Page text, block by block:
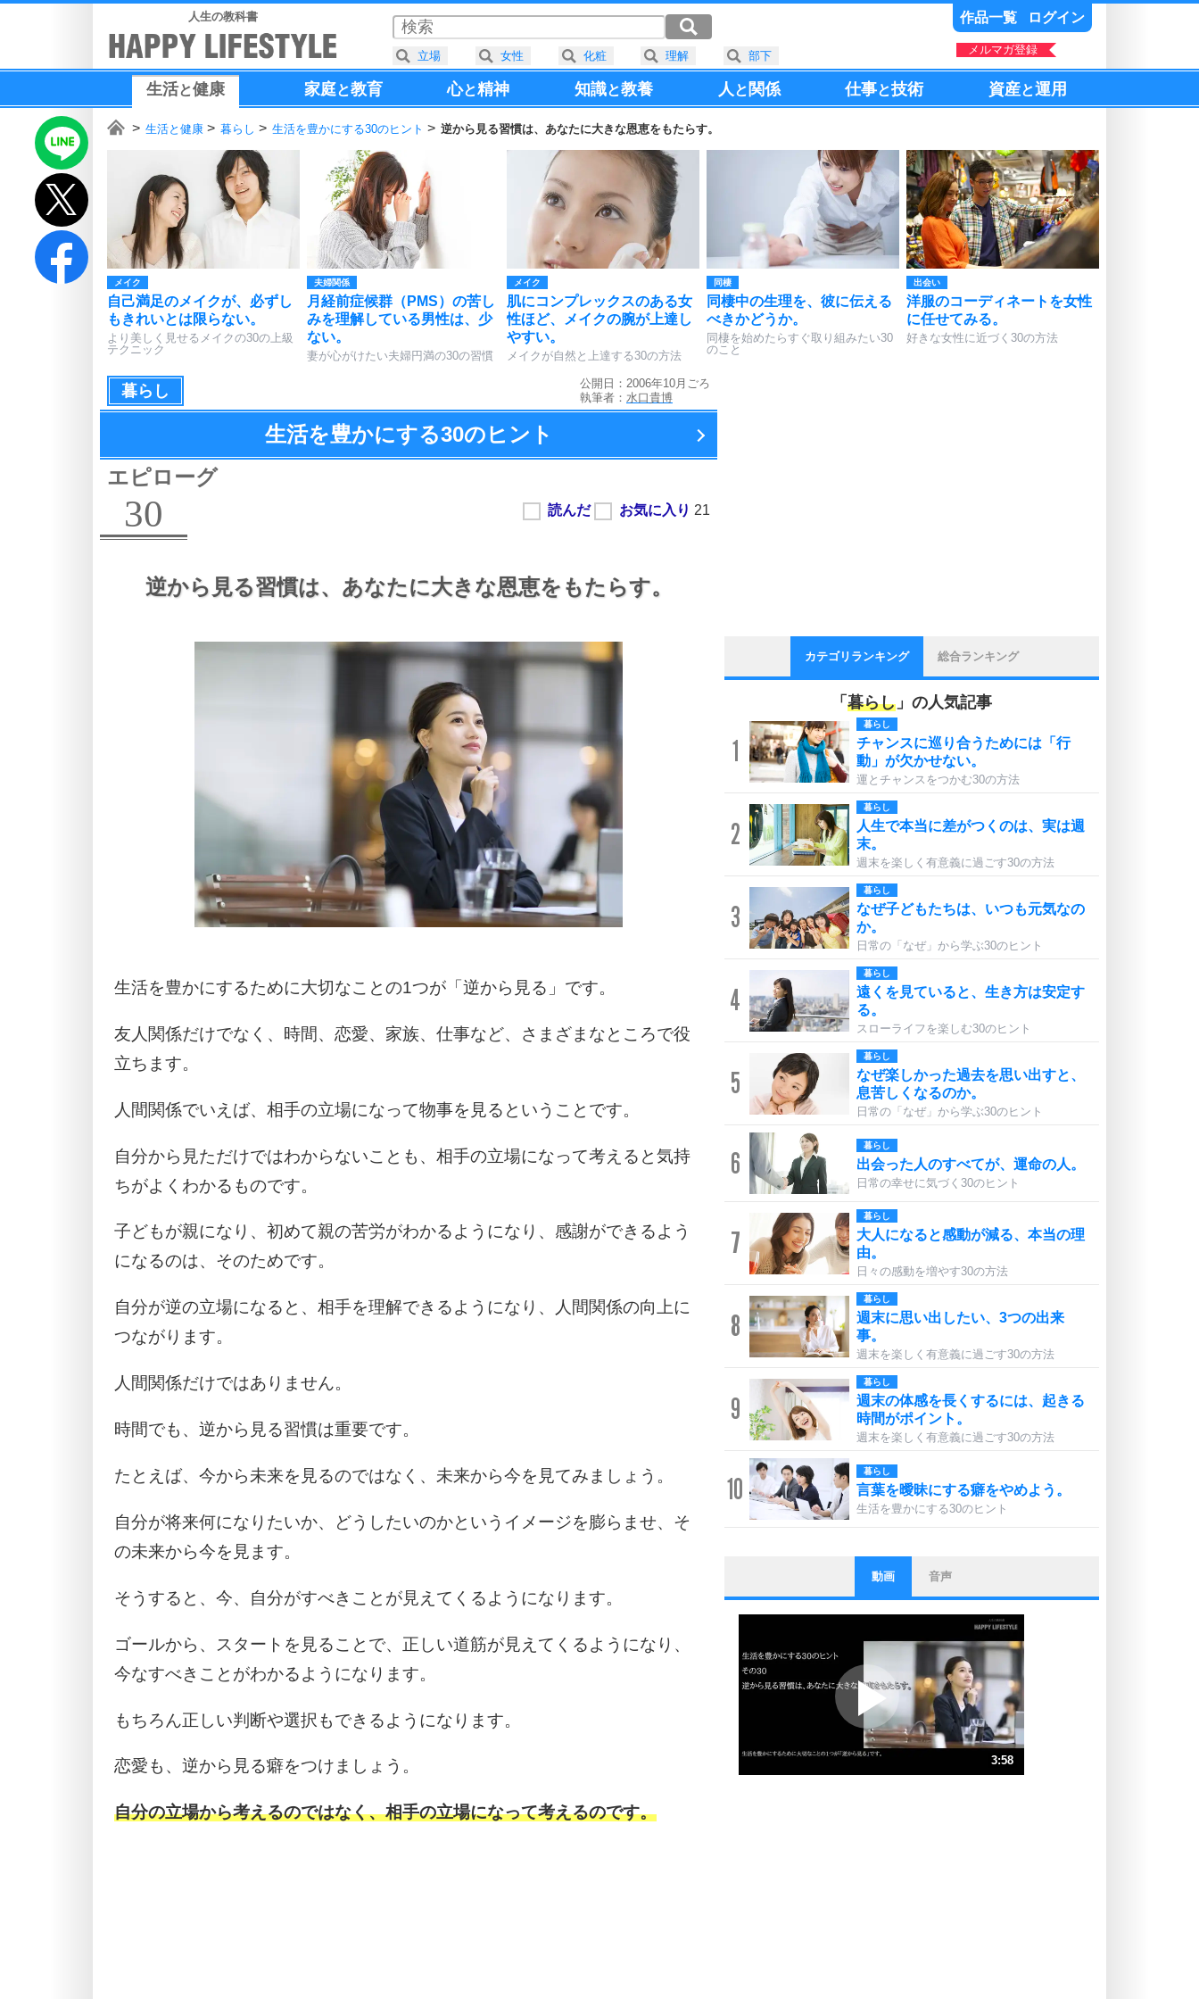
人生の教科書 作品一覧 ログイン
メルマガ登録
生活と健康 家庭と教育 心と精神 知識と教養 人と 関係 仕事と技術 資産と運用
生活と健康 暮らし 生活を豊かにする30のヒント 逆から見る習慣は、あなたに大きな恩恵をもたらす。
メイク
自己満足のメイクが、必ずし
もきれいとは限らない。
より美しく見せるメイクの30の上級
テクニック
夫婦関係
月経前症候群（PMS）の苦し
みを理解している男性は、少
ない。
妻が心がけたい夫婦円満の30の習慣
メイク
肌にコンプレックスのある女
性ほど、メイクの腕が上達し
やすい。
メイクが自然と上達する30の方法
同棲
同棲中の生理を、彼に伝える
べきかどうか。
同棲を始めたらすぐ取り組みたい30
のこと
出会い
洋服のコーディネートを女性
に任せてみる。
好きな女性に近づく30の方法
暮らし
公開日：2006年10月ごろ
執筆者： 水口貴博
生活を豊かにする30のヒント
エピローグ
30
逆から見る習慣は、 あなたに大きな恩恵をもたらす。
生活を豊かにするために大切なことの1つが「逆から見る」です。
友人関係だけでなく、時間、恋愛、家族、仕事など、さまざまなところで役
立ちます。
人間関係でいえば、相手の立場になって物事を見るということです。
自分から見ただけではわからないことも、相手の立場になって考えると気持
ちがよくわかるものです。
子どもが親になり、初めて親の苦労がわかるようになり、感謝ができるよう
になるのは、そのためです。
自分が逆の立場になると、相手を理解できるようになり、人間関係の向上に
つながります。
人間関係だけではありません。
時間でも、逆から見る習慣は重要です。
たとえば、今から未来を見るのではなく、未来から今を見てみましょう。
自分が将来何になりたいか、どうしたいのかというイメージを膨らませ、そ
の未来から今を見ます。
そうすると、今、自分がすべきことが見えてくるようになります。
ゴールから、スタートを見ることで、正しい道筋が見えてくるようになり、
今なすべきことがわかるようになります。
もちろん正しい判断や選択もできるようになります。
恋愛も、逆から見る癖をつけましょう。
自分の立場から考えるのではなく、相手の立場になって考えるのです。
カテゴリランキング 総合ランキング
「 暮らし 」の人気記事
1
暮らし
チャンスに巡り合うためには「行
動」が欠かせない。
運とチャンスをつかむ30の方法
2
暮らし
人生で本当に差がつくのは、実は週
末。
週末を楽しく有意義に過ごす30の方法
3
暮らし
なぜ子どもたちは、いつも元気なの
か。
日常の「なぜ」から学ぶ30のヒント
4
暮らし
遠くを見ていると、生き方は安定す
る。
スローライフを楽しむ30のヒント
5
暮らし
なぜ楽しかった過去を思い出すと、
息苦しくなるのか。
日常の「なぜ」から学ぶ30のヒント
6
暮らし
出会った人のすべてが、運命の人。
日常の幸せに気づく30のヒント
7
暮らし
大人になると感動が減る、本当の理
由。
日々の感動を増やす30の方法
8
暮らし
週末に思い出したい、3つの出来
事。
週末を楽しく有意義に過ごす30の方法
9
暮らし
週末の体感を長くするには、起きる
時間がポイント。
週末を楽しく有意義に過ごす30の方法
10
暮らし
言葉を曖昧にする癖をやめよう。
生活を豊かにする30のヒント
1
ストレス対策
他人と比べない。
いっそのこと、他人を見ない。
ポジティブになれない原因は、行動
しないから。
ポジティブ思考になる30の方法
3
ストレス対策
動画 音声
3:58
立場 女性 化粧 理解 部下